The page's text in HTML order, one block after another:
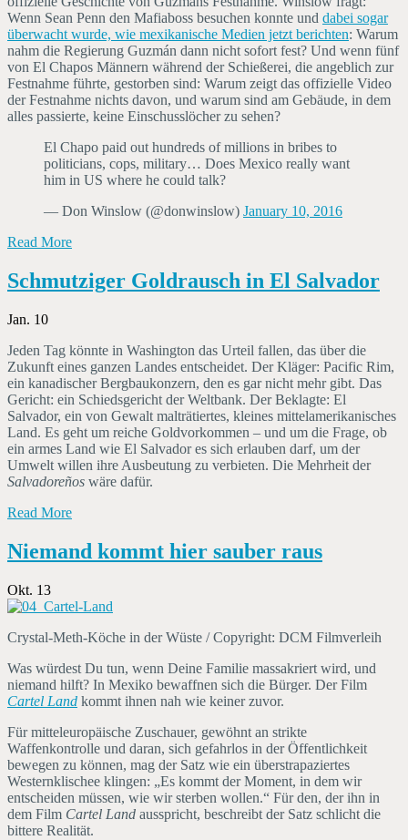
Wenn Sean Penn den Mafiaboss besuchen konnte und dabei sogar
überwacht wurde, wie mexikanische Medien jetzt berichten: Warum
nahm die Regierung Guzmán dann nicht sofort fest? Und wenn fünf
von El Chapos Männern während der Schießerei, die angeblich zur
Festnahme führte, gestorben sind: Warum zeigt das offizielle Video
der Festnahme nichts davon, und warum sind am Gebäude, in dem
alles passierte, keine Einschusslöcher zu sehen?
El Chapo paid out hundreds of millions in bribes to
politicians, cops, military… Does Mexico really want
him in US where he could talk?
— Don Winslow (@donwinslow) January 10, 2016
Read More
Schmutziger Goldrausch in El Salvador
Jan. 10
Jeden Tag könnte in Washington das Urteil fallen, das über die
Zukunft eines ganzen Landes entscheidet. Der Kläger: Pacific Rim,
ein kanadischer Bergbaukonzern, den es gar nicht mehr gibt. Das
Gericht: ein Schiedsgericht der Weltbank. Der Beklagte: El
Salvador, ein von Gewalt malträtiertes, kleines mittelamerikanisches
Land. Es geht um reiche Goldvorkommen – und um die Frage, ob
ein armes Land wie El Salvador es sich erlauben darf, um der
Umwelt willen ihre Ausbeutung zu verbieten. Die Mehrheit der
Salvadoreños wäre dafür.
Read More
Niemand kommt hier sauber raus
Okt. 13
Crystal-Meth-Köche in der Wüste / Copyright: DCM Filmverleih
Was würdest Du tun, wenn Deine Familie massakriert wird, und
niemand hilft? In Mexiko bewaffnen sich die Bürger. Der Film
Cartel Land kommt ihnen nah wie keiner zuvor.
Für mitteleuropäische Zuschauer, gewöhnt an strikte
Waffenkontrolle und daran, sich gefahrlos in der Öffentlichkeit
bewegen zu können, mag der Satz wie ein überstrapaziertes
Westernklischee klingen: „Es kommt der Moment, in dem wir
entscheiden müssen, wie wir sterben wollen.“ Für den, der ihn in
dem Film Cartel Land ausspricht, beschreibt der Satz schlicht die
bittere Realität.